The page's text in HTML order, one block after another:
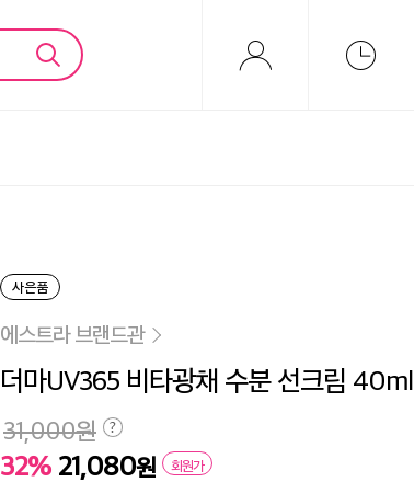
사은품
에스트라 브랜드관
더마UV365 비타광채 수분 선크림 40ml
32% 21,080원 회원가
31,000원